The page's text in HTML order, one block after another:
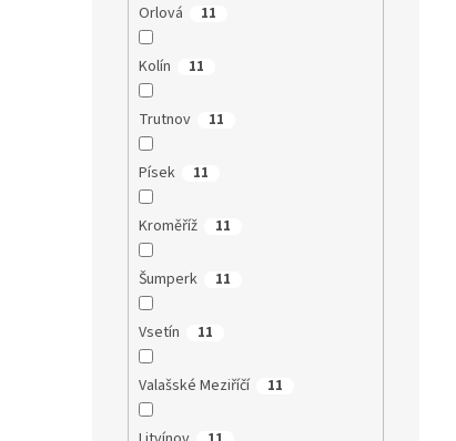
Orlová 11
Kolín 11
Trutnov 11
Písek 11
Kroměříž 11
Šumperk 11
Vsetín 11
Valašské Meziříčí 11